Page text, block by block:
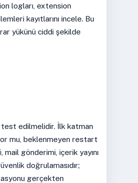
logları, extension
kayıtlarını incele. Bu
yükünü ciddi şekilde
test edilmelidir. İlk katman
mu, beklenmeyen restart
mail gönderimi, içerik yayını
doğrulamasıdır;
gerçekten